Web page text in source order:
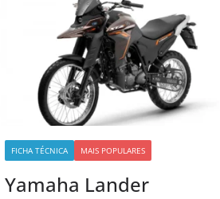
FICHA TÉCNICA MAIS POPULARES
Yamaha Lander